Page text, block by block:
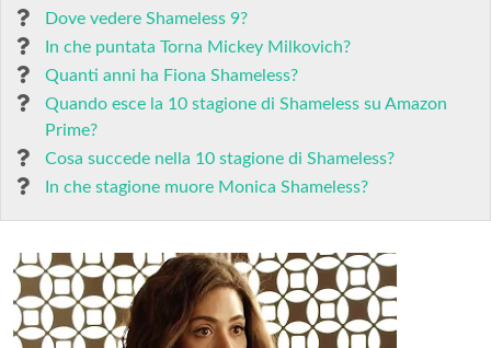
Dove vedere Shameless 9?
In che puntata Torna Mickey Milkovich?
Quanti anni ha Fiona Shameless?
Quando esce la 10 stagione di Shameless su Amazon
Prime?
Cosa succede nella 10 stagione di Shameless?
In che stagione muore Monica Shameless?